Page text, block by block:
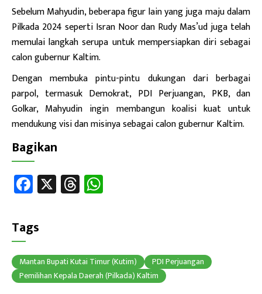
Sebelum Mahyudin, beberapa figur lain yang juga maju dalam
Pilkada 2024 seperti Isran Noor dan Rudy Mas’ud juga telah
memulai langkah serupa untuk mempersiapkan diri sebagai
calon gubernur Kaltim.
Dengan membuka pintu-pintu dukungan dari berbagai
parpol, termasuk Demokrat, PDI Perjuangan, PKB, dan
Golkar, Mahyudin ingin membangun koalisi kuat untuk
mendukung visi dan misinya sebagai calon gubernur Kaltim.
Bagikan
Fa
ce
b
o
ok
X T
hr
p
p
Tags
Mantan Bupati Kutai Timur (Kutim)
PDI Perjuangan
Pemilihan Kepala Daerah (Pilkada) Kaltim